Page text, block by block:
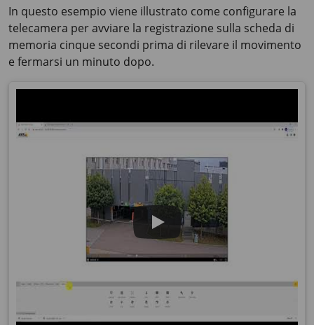
In questo esempio viene illustrato come configurare la
telecamera per avviare la registrazione sulla scheda di
memoria cinque secondi prima di rilevare il movimento
e fermarsi un minuto dopo.